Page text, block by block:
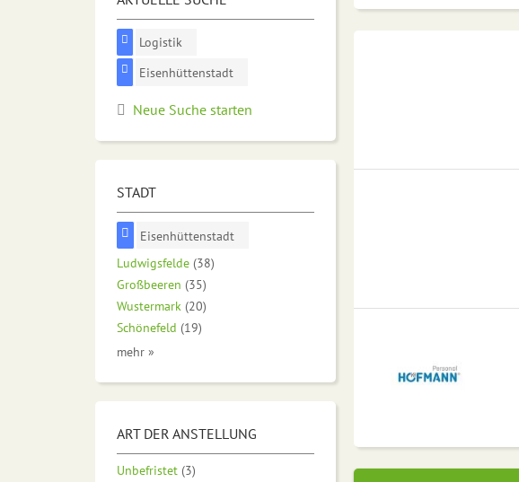
Logistik
Eisenhüttenstadt
Neue Suche starten
STADT
Eisenhüttenstadt
Ludwigsfelde (38)
Großbeeren (35)
Wustermark (20)
Schönefeld (19)
mehr »
ART DER ANSTELLUNG
Unbefristet (3)